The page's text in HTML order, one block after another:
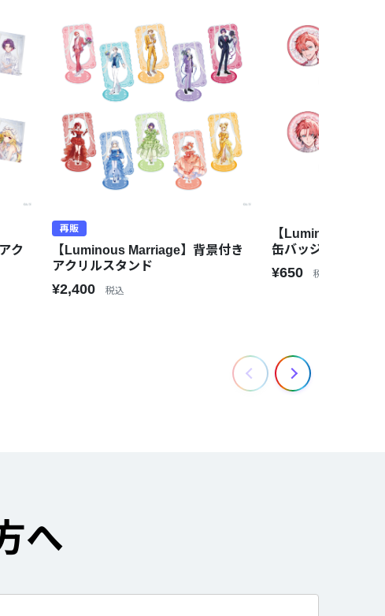
ク
再販
【Luminous Marriage】背景付き
アクリルスタンド
¥2,400 税込
【Luminous
缶バッジ Aグループ
¥650 税込
へ